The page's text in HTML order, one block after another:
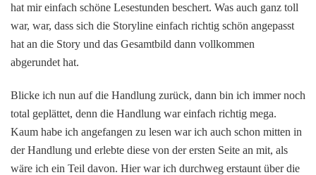
hat mir einfach schöne Lesestunden beschert. Was auch ganz toll
war, war, dass sich die Storyline einfach richtig schön angepasst
hat an die Story und das Gesamtbild dann vollkommen
abgerundet hat.
Blicke ich nun auf die Handlung zurück, dann bin ich immer noch
total geplättet, denn die Handlung war einfach richtig mega.
Kaum habe ich angefangen zu lesen war ich auch schon mitten in
der Handlung und erlebte diese von der ersten Seite an mit, als
wäre ich ein Teil davon. Hier war ich durchweg erstaunt über die